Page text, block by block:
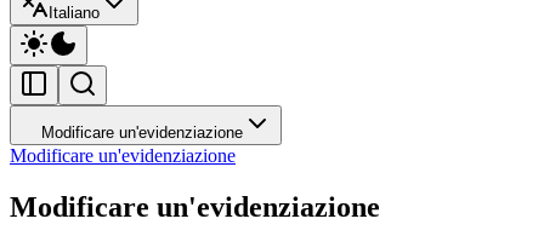
Italiano
Modificare un'evidenziazione
Modificare un'evidenziazione
Modificare un'evidenziazione